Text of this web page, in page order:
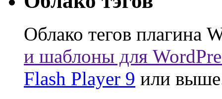
Облако тегов плагина
и шаблоны для
Flash Player 9 или